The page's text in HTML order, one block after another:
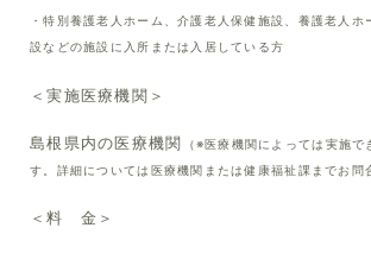
・特別養護老人ホーム、介護老人保健施設、養護老人ホ
設などの施設に入所または 入居している方
＜実施医療機関＞
島根県内の医療機関
（※医療機関によっては実施で
す。詳細については医療機関または健康福祉課までお問
＜料 金＞